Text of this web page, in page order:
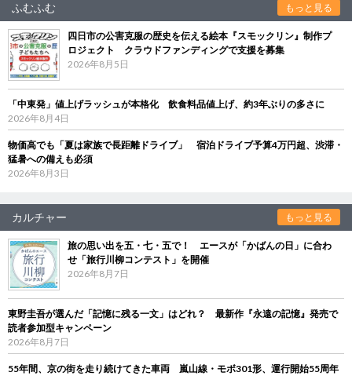
ふむふむ もっと見る
四日市の公害克服の歴史を伝える絵本『スモックリン』制作プ
ロジェクト クラウドファンディングで支援を募集
2026年8月5日
「中東発」値上げラッシュが本格化 飲食料品値上げ、約3年ぶりの多さに
2026年8月4日
物価高でも「夏は家族で長距離ドライブ」 宿泊ドライブ予算4万円超、渋滞・
猛暑への備えも必須
2026年8月3日
カルチャー もっと見る
旅の思い出を五・七・五で！ エースが「かばんの日」に合わ
せ「旅行川柳コンテスト」を開催
2026年8月7日
東野圭吾が選んだ「記憶に残る一文」はどれ？ 最新作『永遠の記憶』発売で
読者参加型キャンペーン
2026年8月7日
55年間、京の街を走り続けてきた車両 嵐山線・モボ301形、運行開始55周年